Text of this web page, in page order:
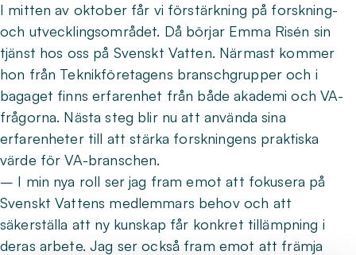
I mitten av oktober får vi förstärkning på forskning-
och utvecklingsområdet. Då börjar Emma Risén sin
tjänst hos oss på Svenskt Vatten. Närmast kommer
hon från Teknikföretagens branschgrupper och i
bagaget finns erfarenhet från både akademi och VA-
frågorna. Nästa steg blir nu att använda sina
erfarenheter till att stärka forskningens praktiska
värde för VA-branschen.
– I min nya roll ser jag fram emot att fokusera på
Svenskt Vattens medlemmars behov och att
säkerställa att ny kunskap får konkret tillämpning i
deras arbete. Jag ser också fram emot att främja